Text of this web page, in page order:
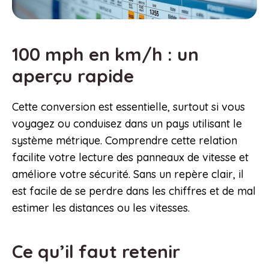
100 mph en km/h : un
aperçu rapide
Cette conversion est essentielle, surtout si vous
voyagez ou conduisez dans un pays utilisant le
système métrique. Comprendre cette relation
facilite votre lecture des panneaux de vitesse et
améliore votre sécurité. Sans un repère clair, il
est facile de se perdre dans les chiffres et de mal
estimer les distances ou les vitesses.
Ce qu’il faut retenir